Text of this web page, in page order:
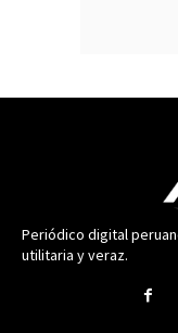
Periódico digital
utilitaria y veraz.